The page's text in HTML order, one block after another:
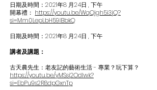
日期及時間：2021年8 月24日 , 下午
開幕禮： https://youtu.be/WqQjgh5i3jQ?
si=Mm0LepLbH59IBbkQ
日期及時間：2021年8 月24日 , 下午
講者及講題：
古天農先生：老友記的藝術生活 - 專業？玩下算？
https://youtu.be/yMSsj2Odlwk?
si=EbPu9s2R8dpGxnTp